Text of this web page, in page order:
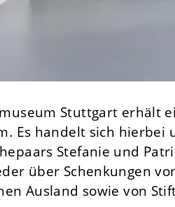
Stuttgart erhält
Es handelt sich hierbei
Stefanie und
über Schenkungen
Ausland sowie von